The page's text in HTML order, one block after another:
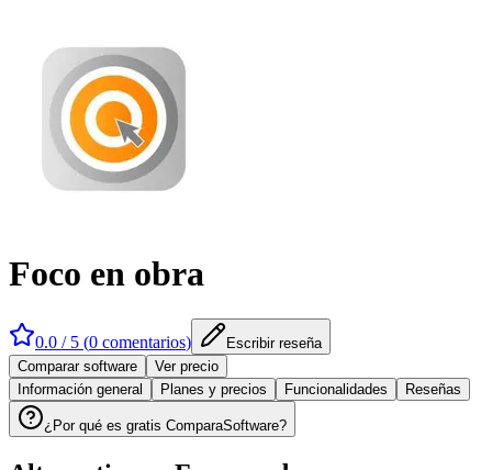
Foco en obra
0.0 / 5 (0 comentarios)
Escribir reseña
Comparar software
Ver precio
Información general
Planes y precios Funcionalidades Reseñas
¿Por qué es gratis ComparaSoftware?